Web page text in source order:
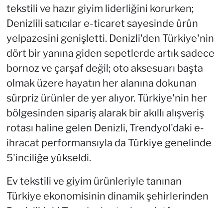
tekstili ve hazır giyim liderliğini korurken;
Denizlili satıcılar e-ticaret sayesinde ürün
yelpazesini genişletti. Denizli'den Türkiye'nin
dört bir yanına giden sepetlerde artık sadece
bornoz ve çarşaf değil; oto aksesuarı başta
olmak üzere hayatın her alanına dokunan
sürpriz ürünler de yer alıyor. Türkiye'nin her
bölgesinden sipariş alarak bir akıllı alışveriş
rotası haline gelen Denizli, Trendyol'daki e-
ihracat performansıyla da Türkiye genelinde
5'inciliğe yükseldi.
Ev tekstili ve giyim ürünleriyle tanınan
Türkiye ekonomisinin dinamik şehirlerinden